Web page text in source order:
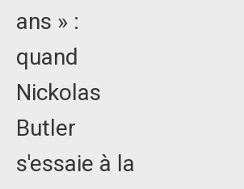
ans » :
quand
Nickolas
Butler
s'essaie à la